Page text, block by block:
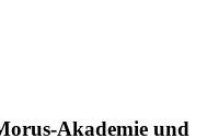
Akademie und